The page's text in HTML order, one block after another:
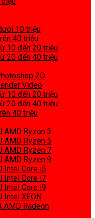
10 triệu
40 triệu
10 đến 20 triệu
20 đến 40 triệu
2D
Video
10 đến 20 triệu
20 đến 40 triệu
40 triệu
AMD Ryzen 3
AMD Ryzen 5
AMD Ryzen 7
AMD Ryzen 9
Intel Core i5
Intel Core i7
Intel Core i9
Intel XEON
AMD Radeon